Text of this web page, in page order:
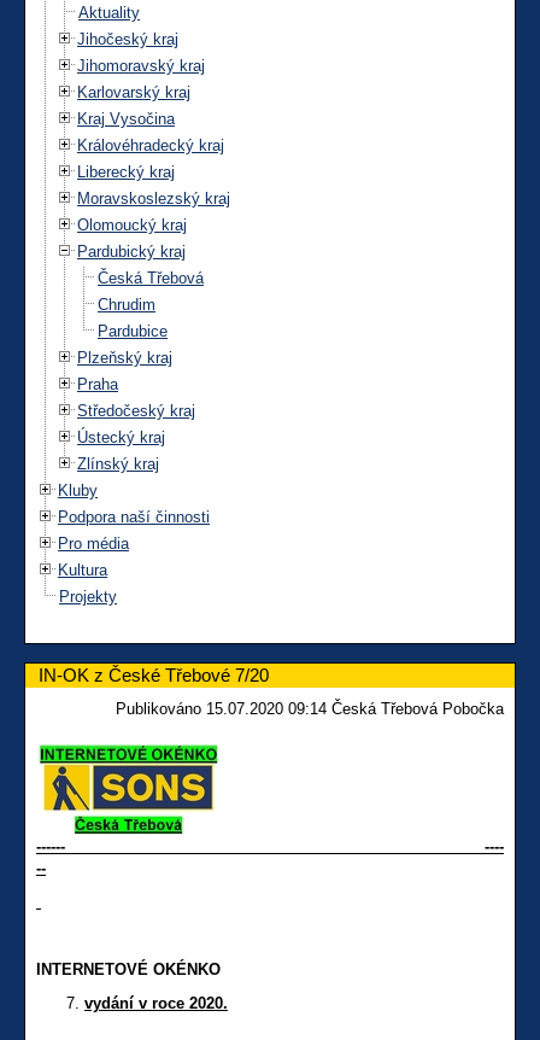
Aktuality
Jihočeský kraj
Jihomoravský kraj
Karlovarský kraj
Kraj Vysočina
Královéhradecký kraj
Liberecký kraj
Moravskoslezský kraj
Olomoucký kraj
Pardubický kraj
Česká Třebová
Chrudim
Pardubice
Plzeňský kraj
Praha
Středočeský kraj
Ústecký kraj
Zlínský kraj
Kluby
Podpora naší činnosti
Pro média
Kultura
Projekty
IN-OK z České Třebové 7/20
Publikováno 15.07.2020 09:14 Česká Třebová Pobočka
------ ----
--
INTERNETOVÉ OKÉNKO
vydání v roce 2020.